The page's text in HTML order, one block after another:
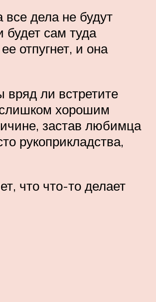
все дела не будут
будет сам туда
отпугнет, и она
вряд ли встретите
слишком хорошим
застав любимца
рукоприкладства,
что что-то делает